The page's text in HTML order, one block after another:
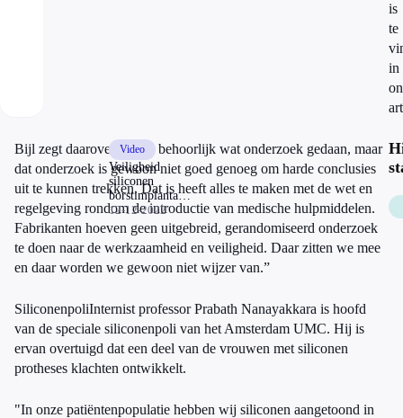
is
te
in
Video
Veiligheid
siliconen
borstimplantaten
blijft de vraag,
maar het
plaatsen gaat
door
12-12-2022
Bijl zegt daarover: “Er is behoorlijk wat onderzoek gedaan, maar
dat onderzoek is gewoon niet goed genoeg om harde conclusies
uit te kunnen trekken. Dat is heeft alles te maken met de wet en
regelgeving rondom de introductie van medische hulpmiddelen.
Fabrikanten hoeven geen uitgebreid, gerandomiseerd onderzoek
te doen naar de werkzaamheid en veiligheid. Daar zitten we mee
en daar worden we gewoon niet wijzer van.”
SiliconenpoliInternist professor Prabath Nanayakkara is hoofd
van de speciale siliconenpoli van het Amsterdam UMC. Hij is
ervan overtuigd dat een deel van de vrouwen met siliconen
protheses klachten ontwikkelt.
"In onze patiëntenpopulatie hebben wij siliconen aangetoond in